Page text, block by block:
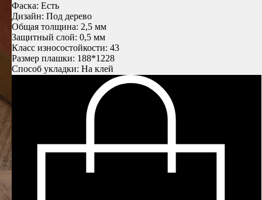
Фаска: Есть
Дизайн: Под дерево
Общая толщина: 2,5 мм
Защитный слой: 0,5 мм
Класс износостойкости: 43
Размер плашки: 188*1228
Способ укладки: На клей